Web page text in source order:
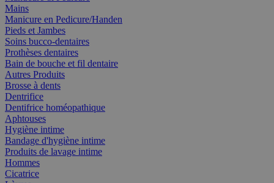
Mains
Manicure en Pedicure/Handen
Pieds et Jambes
Soins bucco-dentaires
Prothèses dentaires
Bain de bouche et fil dentaire
Autres Produits
Brosse à dents
Dentrifice
Dentifrice homéopathique
Aphtouses
Hygiène intime
Bandage d'hygiène intime
Produits de lavage intime
Hommes
Cicatrice